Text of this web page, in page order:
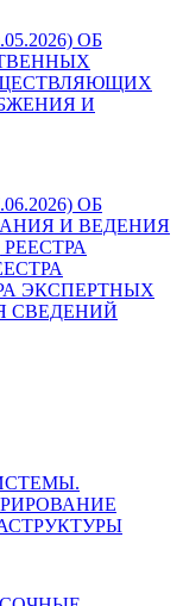
ОБ
И
ОБ
И ВЕДЕНИЯ
ЭКСПЕРТНЫХ
СВЕДЕНИЙ